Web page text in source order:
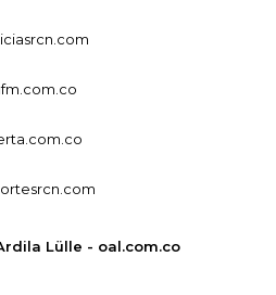
Lülle - oal.com.co